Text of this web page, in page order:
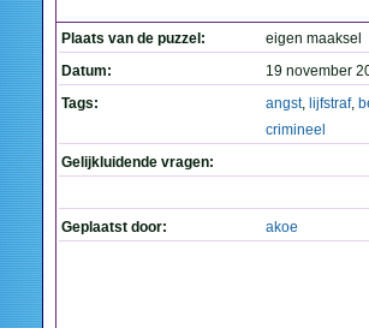
Plaats van de puzzel:
eigen maaksel
Datum:
19 november
Tags:
angst, lijfstraf,
crimineel
Gelijkluidende vragen:
Geplaatst door: akoe